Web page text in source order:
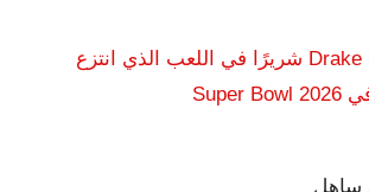
أصبح Drake Maye شريرًا في اللعب الذي انتزع
ساهل